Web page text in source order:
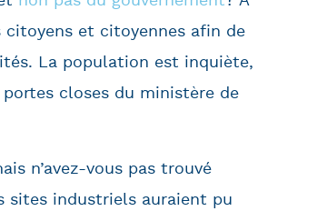
citoyens et citoyennes afin de
La population est inquiète,
closes du ministère de
n’avez-vous pas trouvé
sites industriels auraient pu